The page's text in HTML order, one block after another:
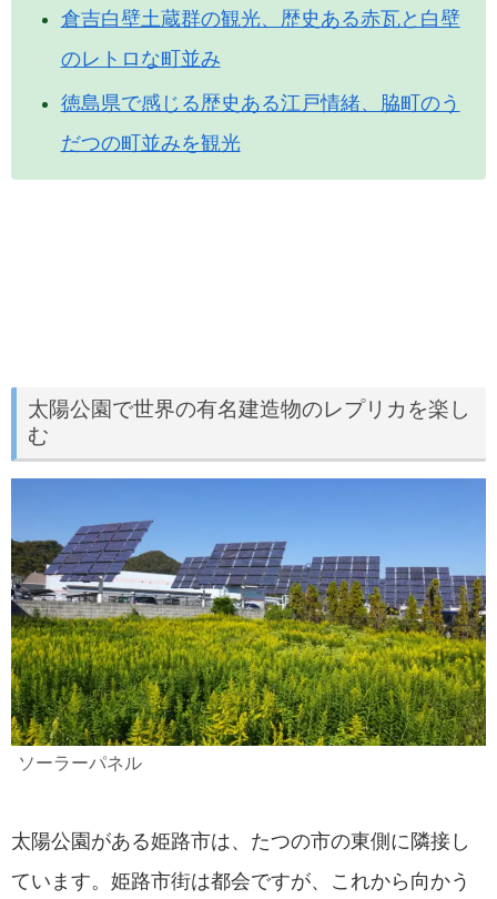
倉吉白壁土蔵群の観光、歴史ある赤瓦と白壁
のレトロな町並み
徳島県で感じる歴史ある江戸情緒、脇町のう
だつの町並みを観光
太陽公園で世界の有名建造物のレプリカを楽し
む
ソーラーパネル
太陽公園がある姫路市は、たつの市の東側に隣接し
ています。姫路市街は都会ですが、これから向かう